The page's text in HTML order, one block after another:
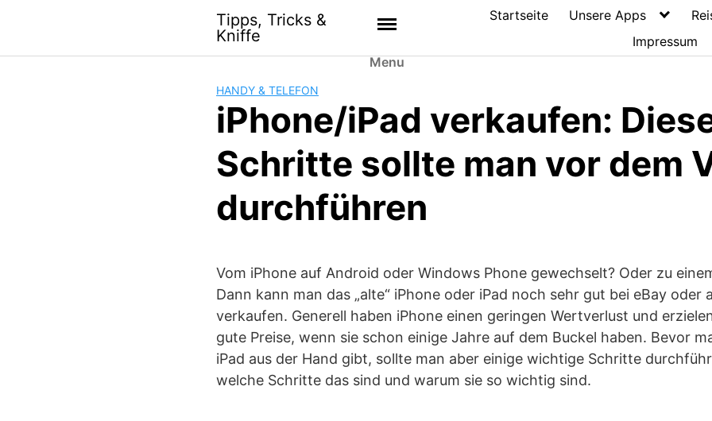
Tipps, Tricks &
Kniffe
Menu
Startseite Unsere Apps
Impressum
HANDY & TELEFON
iPhone/iPad verkaufen:
Schritte sollte man vor dem
durchführen
Vom iPhone auf Android oder Windows Phone gewechselt? Oder zu
Dann kann man das „alte“ iPhone oder iPad noch sehr gut bei eBay oder
verkaufen. Generell haben iPhone einen geringen Wertverlust und
gute Preise, wenn sie schon einige Jahre auf dem Buckel haben. Bevor
iPad aus der Hand gibt, sollte man aber einige wichtige Schritte
welche Schritte das sind und warum sie so wichtig sind.